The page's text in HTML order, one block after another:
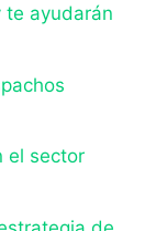
te ayudarán
el sector